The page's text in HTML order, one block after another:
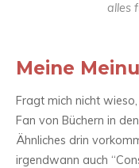
alles
Meine
Fragt mich nicht
Fan von Büchern in
Ähnliches drin
irgendwann auch